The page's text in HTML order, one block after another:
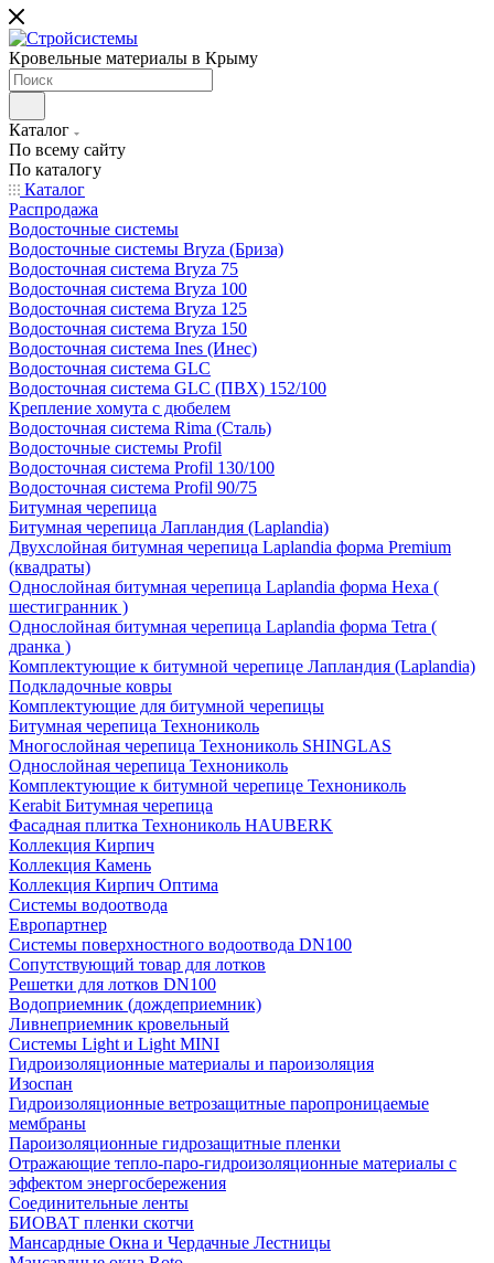
Кровельные материалы в Крыму
Каталог
По всему сайту
По каталогу
Каталог
Распродажа
Водосточные системы
Водосточные системы Bryza (Бриза)
Водосточная система Bryza 75
Водосточная система Bryza 100
Водосточная система Bryza 125
Водосточная система Bryza 150
Водосточная система Ines (Инес)
Водосточная система GLC
Водосточная система GLC (ПВХ) 152/100
Крепление хомута с дюбелем
Водосточная система Rima (Сталь)
Водосточные системы Profil
Водосточная система Profil 130/100
Водосточная система Profil 90/75
Битумная черепица
Битумная черепица Лапландия (Laplandia)
Двухслойная битумная черепица Laplandia форма Premium
(квадраты)
Однослойная битумная черепица Laplandia форма Hexa (
шестигранник )
Однослойная битумная черепица Laplandia форма Tetra (
дранка )
Комплектующие к битумной черепице Лапландия (Laplandia)
Подкладочные ковры
Комплектующие для битумной черепицы
Битумная черепица Технониколь
Многослойная черепица Технониколь SHINGLAS
Однослойная черепица Технониколь
Комплектующие к битумной черепице Технониколь
Kerabit Битумная черепица
Фасадная плитка Технониколь HAUBERK
Кол​лекция Кирпич
Кол​лекция Камень
Коллекция Кирпич Оптима
Системы водоотвода
Европартнер
Системы поверхностного водоотвода DN100
Сопутствующий товар для лотков
Решетки для лотков DN100
Водоприемник (дождеприемник)
Ливнеприемник кровельный
Системы Light и Light MINI
Гидроизоляционные материалы и пароизоляция
Изоспан
Гидроизоляционные ветрозащитные паропроницаемые
мембраны
Пароизоляционные гидрозащитные пленки
Отражающие тепло-паро-гидроизоляционные материалы с
эффектом энергосбережения
Соединительные ленты
БИОВАТ пленки скотчи
Мансардные Окна и Чердачные Лестницы